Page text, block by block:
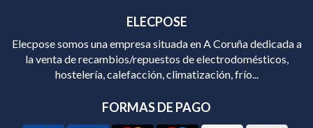
ELECPOSE
Elecpose somos una empresa situada en A Coruña dedicada a
la venta de recambios/repuestos de electrodomésticos,
hostelería, calefacción, climatización, frío...
FORMAS DE PAGO